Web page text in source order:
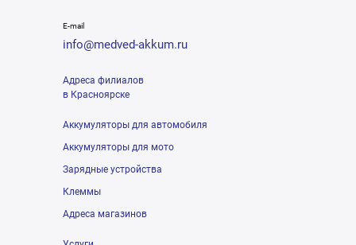
E-mail
info@medved-akkum.ru
Адреса филиалов
в Красноярске
Аккумуляторы для автомобиля
Аккумуляторы для мото
Зарядные устройства
Клеммы
Адреса магазинов